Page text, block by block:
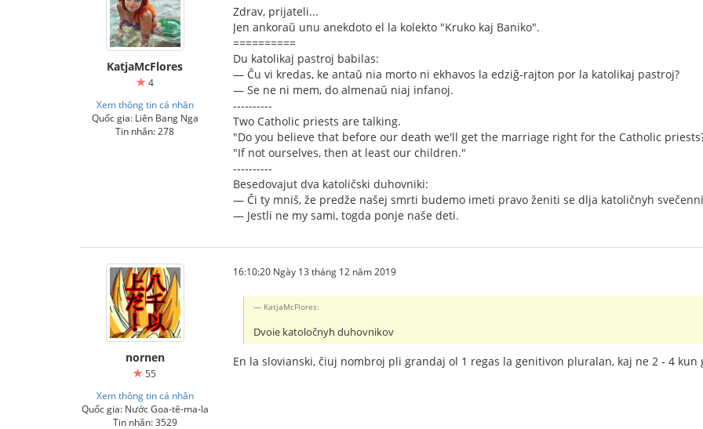
KatjaMcFlores
4
Xem thông tin cá nhân
Quốc gia: Liên Bang Nga
Tin nhắn: 278
Zdrav, prijateli...
Jen ankoraŭ unu anekdoto el la kolekto "Kruko kaj Baniko".
==========
Du katolikaj pastroj babilas:
— Ĉu vi kredas, ke antaŭ nia morto ni ekhavos la edziĝ-rajton por la katolikaj pastroj?
— Se ne ni mem, do almenaŭ niaj infanoj.
----------
Two Catholic priests are talking.
"Do you believe that before our death we'll get the marriage right for the Catholic
"If not ourselves, then at least our children."
----------
Besedovajut dva katoličski duhovniki:
— Či ty mniš, že predže našej smrti budemo imeti pravo ženiti se dlja katoličnyh
— Jestli ne my sami, togda ponje naše deti.
nornen
55
Xem thông tin cá nhân
Quốc gia: Nước Goa-tê-ma-la
Tin nhắn: 3529
16:10:20 Ngày 13 tháng 12 năm 2019
KatjaMcFlores:
Dvoie katoločnyh duhovnikov
En la slovianski, ĉiuj nombroj pli grandaj ol 1 regas la genitivon pluralan, kaj ne 2 - 4